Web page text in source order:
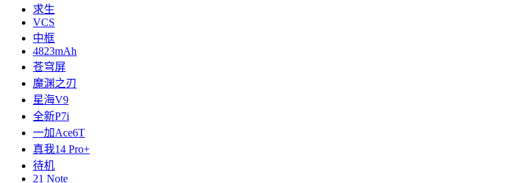
求生
VCS
中框
4823mAh
苍穹屏
魔渊之刃
星海V9
全新P7i
一加Ace6T
真我14 Pro+
待机
21 Note